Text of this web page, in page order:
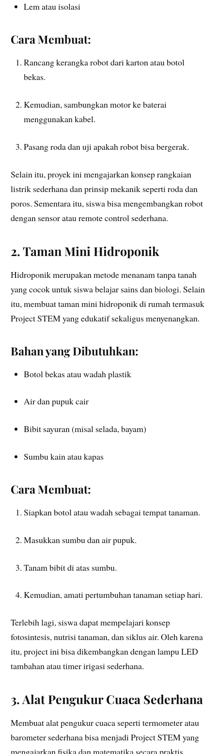
Lem atau isolasi
Cara Membuat:
Rancang kerangka robot dari karton atau botol
bekas.
Kemudian, sambungkan motor ke baterai
menggunakan kabel.
Pasang roda dan uji apakah robot bisa bergerak.
Selain itu, proyek ini mengajarkan konsep rangkaian
listrik sederhana dan prinsip mekanik seperti roda dan
poros. Sementara itu, siswa bisa mengembangkan robot
dengan sensor atau remote control sederhana.
2. Taman Mini Hidroponik
Hidroponik merupakan metode menanam tanpa tanah
yang cocok untuk siswa belajar sains dan biologi. Selain
itu, membuat taman mini hidroponik di rumah termasuk
Project STEM yang edukatif sekaligus menyenangkan.
Bahan yang Dibutuhkan:
Botol bekas atau wadah plastik
Air dan pupuk cair
Bibit sayuran (misal selada, bayam)
Sumbu kain atau kapas
Cara Membuat:
Siapkan botol atau wadah sebagai tempat tanaman.
Masukkan sumbu dan air pupuk.
Tanam bibit di atas sumbu.
Kemudian, amati pertumbuhan tanaman setiap hari.
Terlebih lagi, siswa dapat mempelajari konsep
fotosintesis, nutrisi tanaman, dan siklus air. Oleh karena
itu, project ini bisa dikembangkan dengan lampu LED
tambahan atau timer irigasi sederhana.
3. Alat Pengukur Cuaca Sederhana
Membuat alat pengukur cuaca seperti termometer atau
barometer sederhana bisa menjadi Project STEM yang
mengajarkan fisika dan matematika secara praktis.